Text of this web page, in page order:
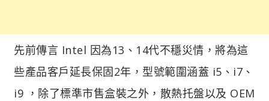
先前傳言 Intel 因為13、14代不穩災情，將為這
些產品客戶延長保固2年，型號範圍涵蓋 i5、i7、
i9 ，除了標準市售盒裝之外，散熱托盤以及 OEM